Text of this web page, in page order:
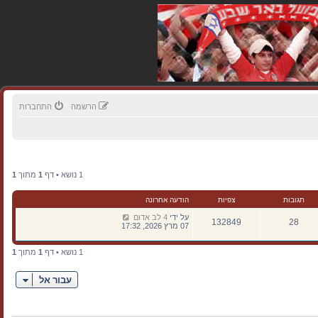
התחברות הרשמה
1 נושא • דף 1 מתוך 1
תגובות צפיות הודעה אחרונה
28
132849 על ידי 4 לב אדום
07 מרץ 2026, 17:32
1 נושא • דף 1 מתוך 1
עבור אל